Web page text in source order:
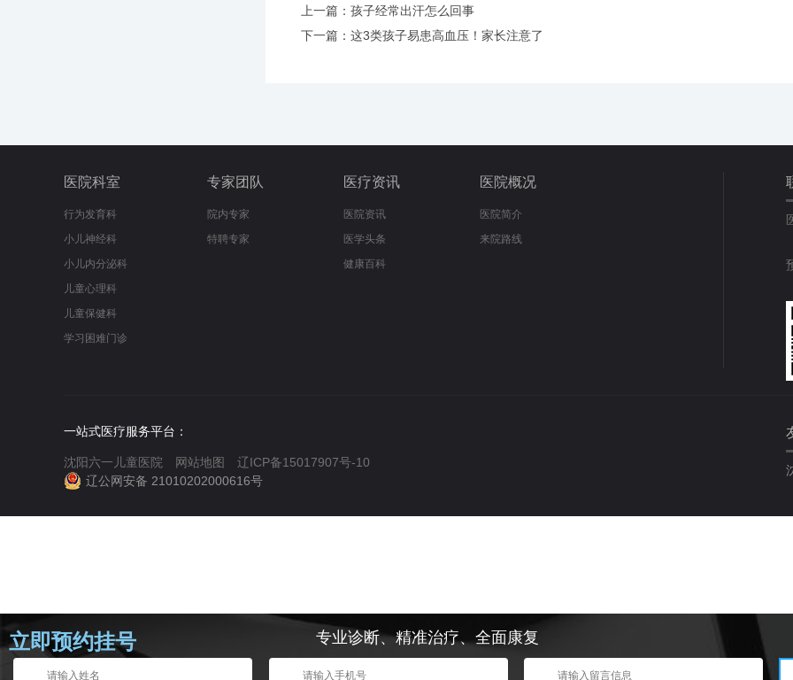
上一篇： 孩子经常出汗怎么回事
下一篇： 这3类孩子易患高血压！家长注意了
医院科室
行为发育科
小儿神经科
小儿内分泌科
儿童心理科
儿童保健科
学习困难门诊
专家团队
院内专家
特聘专家
医疗资讯
医院资讯
医学头条
健康百科
医院概况
医院简介
来院路线
一站式医疗服务平台：
沈阳六一儿童医院 网站地图
辽ICP备15017907号-10
辽公网安备 21010202000616号
立即预约挂号 专业诊断、精准治疗、全面康复